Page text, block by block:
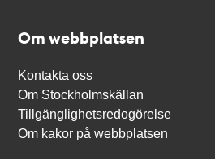
Om webbplatsen
Kontakta oss
Om Stockholmskällan
Tillgänglighetsredogörelse
Om kakor på webbplatsen